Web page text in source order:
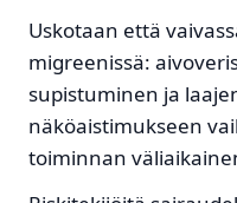
Uskotaan että
migreenissä:
supistuminen ja
näköaistimukseen
toiminnan